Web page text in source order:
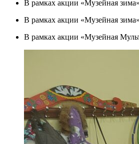
В рамках акции «Музейная
В рамках акции «Музейная
В рамках акции «Музейная